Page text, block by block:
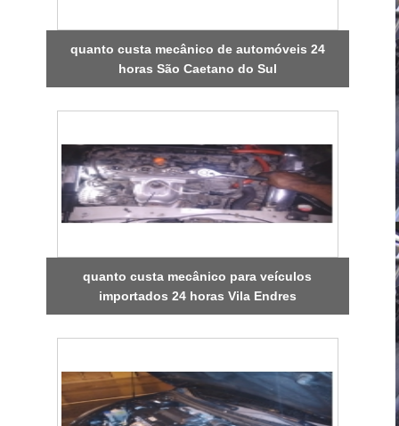
quanto custa mecânico de automóveis 24
horas São Caetano do Sul
quanto custa mecânico para veículos
importados 24 horas Vila Endres